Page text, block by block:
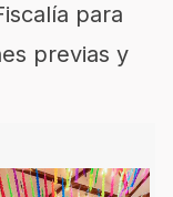
para
previas y